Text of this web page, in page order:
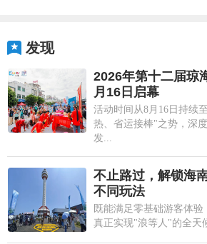
发现
2026年第十二届琼
月16日启幕
活动时间从8月16日持续
热、省运接棒"之势，深
发...
不止路过，解锁海
不同玩法
既能满足零基础游客体验
真正实现"浪等人"的全天